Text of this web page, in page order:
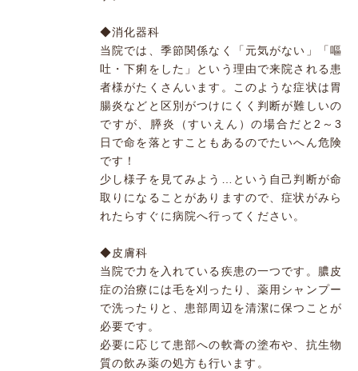
◆消化器科
当院では、季節関係なく「元気がない」「嘔
吐・下痢をした」という理由で来院される患
者様がたくさんいます。このような症状は胃
腸炎などと区別がつけにくく判断が難しいの
ですが、膵炎（すいえん）の場合だと2～3
日で命を落とすこともあるのでたいへん危険
です！
少し様子を見てみよう…という自己判断が命
取りになることがありますので、症状がみら
れたらすぐに病院へ行ってください。
◆皮膚科
当院で力を入れている疾患の一つです。膿皮
症の治療には毛を刈ったり、薬用シャンプー
で洗ったりと、患部周辺を清潔に保つことが
必要です。
必要に応じて患部への軟膏の塗布や、抗生物
質の飲み薬の処方も行います。